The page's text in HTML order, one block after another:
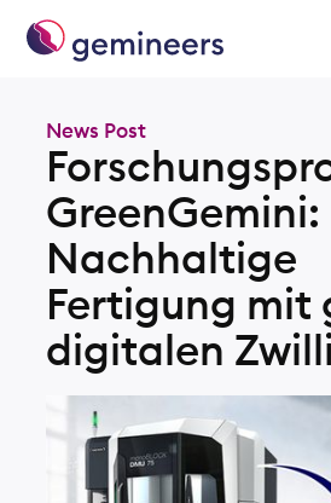
News Post
GreenGemini:
Nachhaltige
Fertigung mit
digitalen